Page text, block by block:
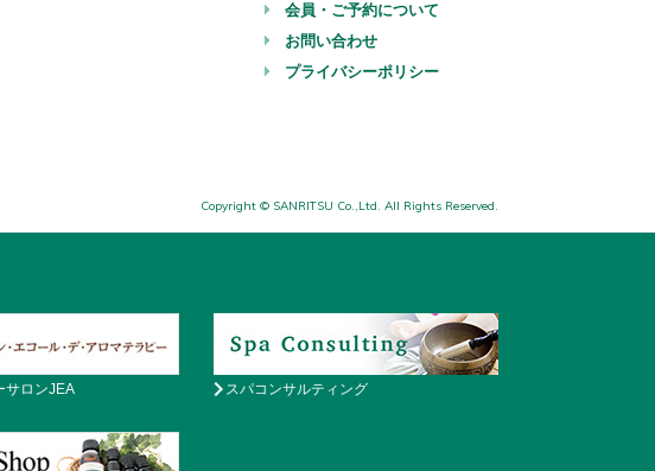
会員・ご予約について
お問い合わせ
プライバシーポリシー
Copyright © SANRITSU Co.,Ltd. All Rights Reserved.
サロンJEA スパコンサルティング